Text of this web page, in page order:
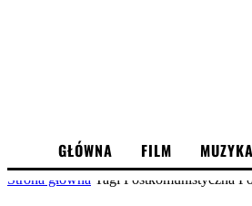
GŁÓWNA FILM MUZYKA
Strona główna Tagi Postkomunistyczna